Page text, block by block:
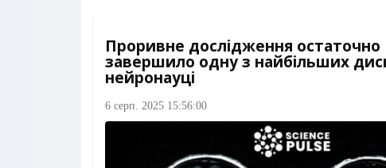
Проривне дослідження остаточно
завершило одну з найбільших
нейронауці
6 серп. 2025 15:56:00